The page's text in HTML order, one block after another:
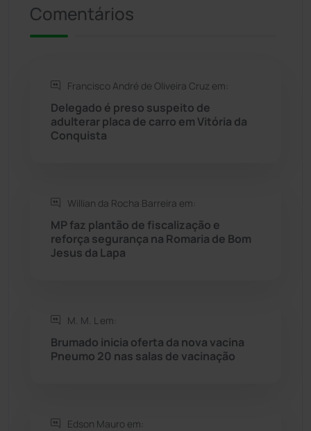
Riacho de Santana
Rio do Antônio
Rio do Pires
Seabra
Sebastião Laranjeiras
Sudoeste Baiano
Tanhaçu
Comentários
Francisco André de Oliveira Cruz em:
Delegado é preso suspeito de
adulterar placa de carro em Vitória da
Conquista
Willian da Rocha Barreira em:
MP faz plantão de fiscalização e
reforça segurança na Romaria de Bom
Jesus da Lapa
M. M. L em:
Brumado inicia oferta da nova vacina
Pneumo 20 nas salas de vacinação
Edson Mauro em: